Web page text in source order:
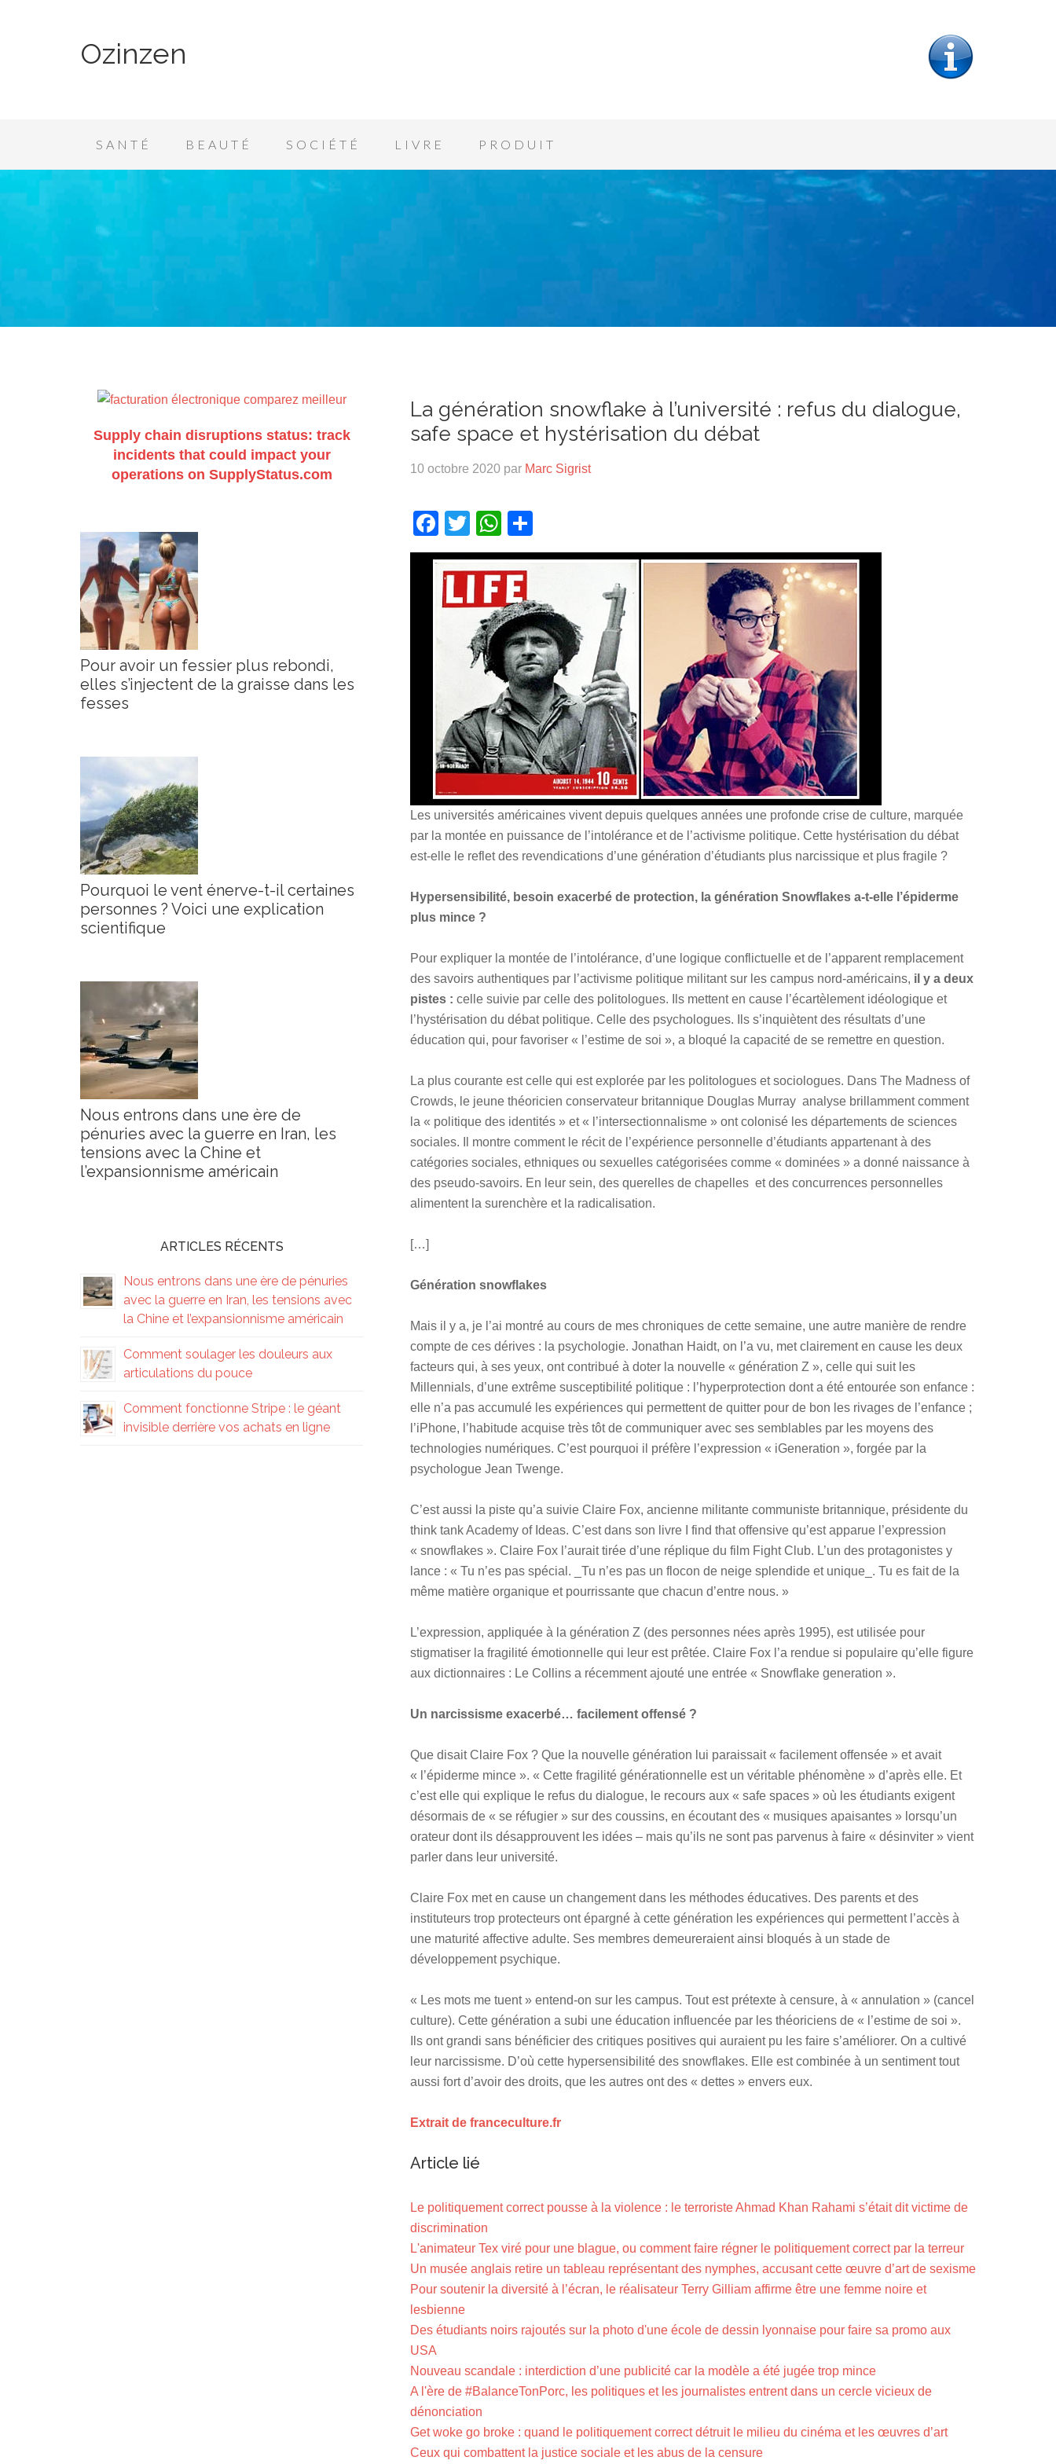
Ozinzen
SANTÉ BEAUTÉ SOCIÉTÉ LIVRE PRODUIT
La génération snowflake à l’université : refus du dialogue,
safe space et hystérisation du débat
10 octobre 2020 par Marc Sigrist
Facebook
TwitterWhatsApp
Les universités américaines vivent depuis quelques années une profonde crise de culture, marquée
par la montée en puissance de l’intolérance et de l’activisme politique. Cette hystérisation du débat
est-elle le reflet des revendications d’une génération d’étudiants plus narcissique et plus fragile ?
Hypersensibilité, besoin exacerbé de protection, la génération Snowflakes a-t-elle l’épiderme
plus mince ?
Pour expliquer la montée de l’intolérance, d’une logique conflictuelle et de l’apparent remplacement
des savoirs authentiques par l’activisme politique militant sur les campus nord-américains, il y a deux
pistes : celle suivie par celle des politologues. Ils mettent en cause l’écartèlement idéologique et
l’hystérisation du débat politique. Celle des psychologues. Ils s’inquiètent des résultats d’une
éducation qui, pour favoriser « l’estime de soi », a bloqué la capacité de se remettre en question.
La plus courante est celle qui est explorée par les politologues et sociologues. Dans The Madness of
Crowds, le jeune théoricien conservateur britannique Douglas Murray analyse brillamment comment
la « politique des identités » et « l’intersectionnalisme » ont colonisé les départements de sciences
sociales. Il montre comment le récit de l’expérience personnelle d’étudiants appartenant à des
catégories sociales, ethniques ou sexuelles catégorisées comme « dominées » a donné naissance à
des pseudo-savoirs. En leur sein, des querelles de chapelles et des concurrences personnelles
alimentent la surenchère et la radicalisation.
[…]
Génération snowflakes
Mais il y a, je l’ai montré au cours de mes chroniques de cette semaine, une autre manière de rendre
compte de ces dérives : la psychologie. Jonathan Haidt, on l’a vu, met clairement en cause les deux
facteurs qui, à ses yeux, ont contribué à doter la nouvelle « génération Z », celle qui suit les
Millennials, d’une extrême susceptibilité politique : l’hyperprotection dont a été entourée son enfance :
elle n’a pas accumulé les expériences qui permettent de quitter pour de bon les rivages de l’enfance ;
l’iPhone, l’habitude acquise très tôt de communiquer avec ses semblables par les moyens des
technologies numériques. C’est pourquoi il préfère l’expression « iGeneration », forgée par la
psychologue Jean Twenge.
C’est aussi la piste qu’a suivie Claire Fox, ancienne militante communiste britannique, présidente du
think tank Academy of Ideas. C’est dans son livre I find that offensive qu’est apparue l’expression
« snowflakes ». Claire Fox l’aurait tirée d’une réplique du film Fight Club. L’un des protagonistes y
lance : « Tu n’es pas spécial. _Tu n’es pas un flocon de neige splendide et unique_. Tu es fait de la
même matière organique et pourrissante que chacun d’entre nous. »
L’expression, appliquée à la génération Z (des personnes nées après 1995), est utilisée pour
stigmatiser la fragilité émotionnelle qui leur est prêtée. Claire Fox l’a rendue si populaire qu’elle figure
aux dictionnaires : Le Collins a récemment ajouté une entrée « Snowflake generation ».
Un narcissisme exacerbé… facilement offensé ?
Que disait Claire Fox ? Que la nouvelle génération lui paraissait « facilement offensée » et avait
« l’épiderme mince ». « Cette fragilité générationnelle est un véritable phénomène » d’après elle. Et
c’est elle qui explique le refus du dialogue, le recours aux « safe spaces » où les étudiants exigent
désormais de « se réfugier » sur des coussins, en écoutant des « musiques apaisantes » lorsqu’un
orateur dont ils désapprouvent les idées – mais qu’ils ne sont pas parvenus à faire « désinviter » vient
parler dans leur université.
Claire Fox met en cause un changement dans les méthodes éducatives. Des parents et des
instituteurs trop protecteurs ont épargné à cette génération les expériences qui permettent l’accès à
une maturité affective adulte. Ses membres demeureraient ainsi bloqués à un stade de
développement psychique.
« Les mots me tuent » entend-on sur les campus. Tout est prétexte à censure, à « annulation » (cancel
culture). Cette génération a subi une éducation influencée par les théoriciens de « l’estime de soi ».
Ils ont grandi sans bénéficier des critiques positives qui auraient pu les faire s’améliorer. On a cultivé
leur narcissisme. D’où cette hypersensibilité des snowflakes. Elle est combinée à un sentiment tout
aussi fort d’avoir des droits, que les autres ont des « dettes » envers eux.
Extrait de franceculture.fr
Article lié
Le politiquement correct pousse à la violence : le terroriste Ahmad Khan Rahami s’était dit victime de
discrimination
L'animateur Tex viré pour une blague, ou comment faire régner le politiquement correct par la terreur
Un musée anglais retire un tableau représentant des nymphes, accusant cette œuvre d’art de sexisme
Pour soutenir la diversité à l’écran, le réalisateur Terry Gilliam affirme être une femme noire et
lesbienne
Des étudiants noirs rajoutés sur la photo d'une école de dessin lyonnaise pour faire sa promo aux
USA
Nouveau scandale : interdiction d’une publicité car la modèle a été jugée trop mince
A l'ère de #BalanceTonPorc, les politiques et les journalistes entrent dans un cercle vicieux de
dénonciation
Get woke go broke : quand le politiquement correct détruit le milieu du cinéma et les œuvres d’art
Ceux qui combattent la justice sociale et les abus de la censure
Supply chain disruptions status: track
incidents that could impact your
operations on SupplyStatus.com
Pour avoir un fessier plus rebondi,
elles s’injectent de la graisse dans les
fesses
Pourquoi le vent énerve-t-il certaines
personnes ? Voici une explication
scientifique
Nous entrons dans une ère de
pénuries avec la guerre en Iran, les
tensions avec la Chine et
l’expansionnisme américain
ARTICLES RÉCENTS
Nous entrons dans une ère de pénuries
avec la guerre en Iran, les tensions avec
la Chine et l’expansionnisme américain
Comment soulager les douleurs aux
articulations du pouce
Comment fonctionne Stripe : le géant
invisible derrière vos achats en ligne